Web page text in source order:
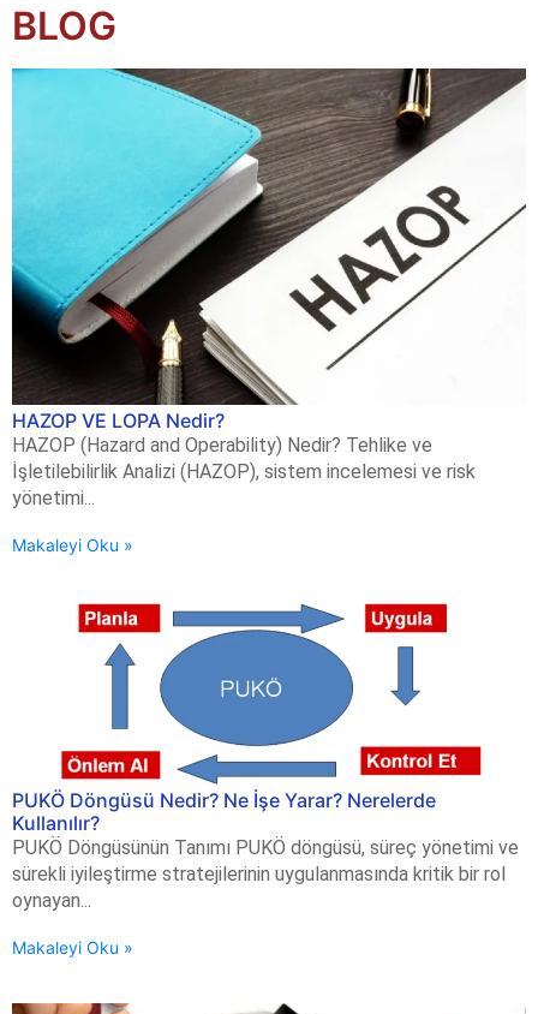
BLOG
HAZOP VE LOPA Nedir?
HAZOP (Hazard and Operability) Nedir? Tehlike ve
İşletilebilirlik Analizi (HAZOP), sistem incelemesi ve risk
yönetimi...
Makaleyi Oku »
PUKÖ Döngüsü Nedir? Ne İşe Yarar? Nerelerde
Kullanılır?
PUKÖ Döngüsünün Tanımı PUKÖ döngüsü, süreç yönetimi ve
sürekli iyileştirme stratejilerinin uygulanmasında kritik bir rol
oynayan...
Makaleyi Oku »